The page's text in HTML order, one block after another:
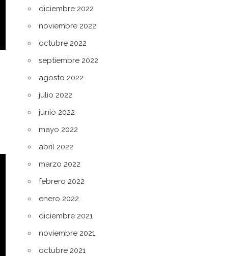
diciembre 2022
noviembre 2022
octubre 2022
septiembre 2022
agosto 2022
julio 2022
junio 2022
mayo 2022
abril 2022
marzo 2022
febrero 2022
enero 2022
diciembre 2021
noviembre 2021
octubre 2021